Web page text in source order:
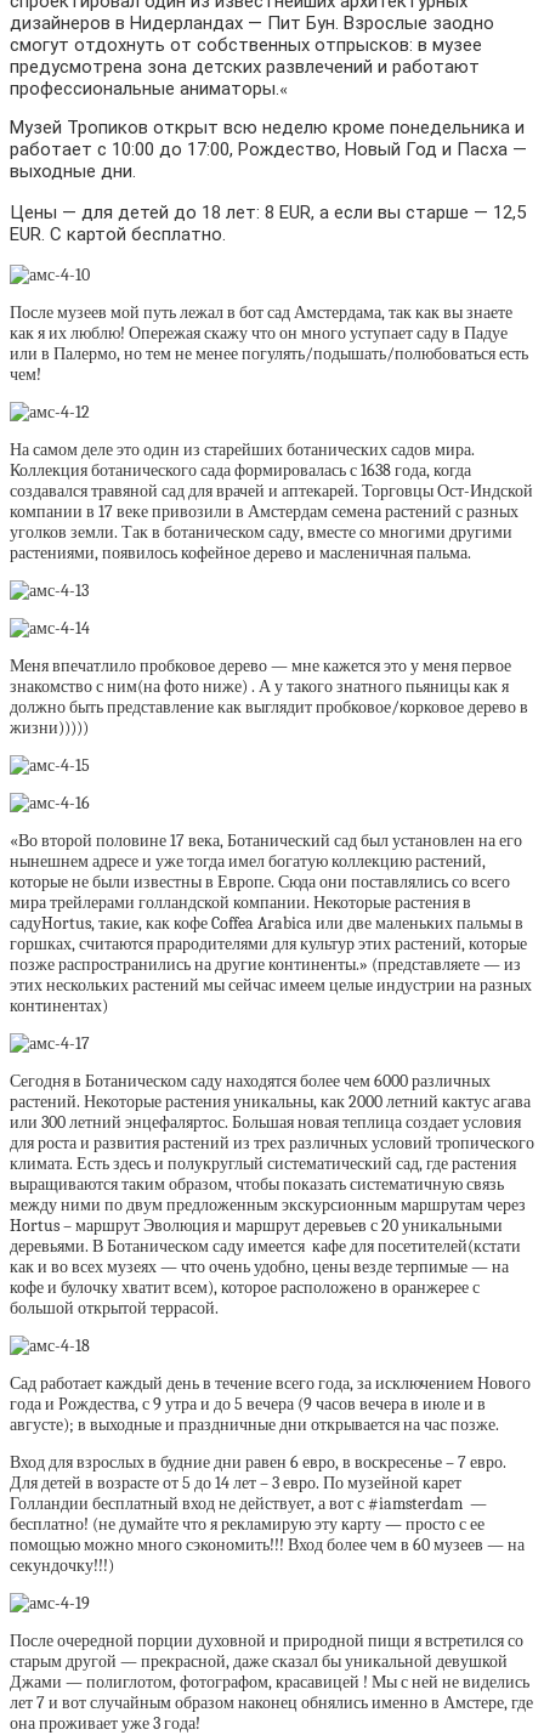
дизайнеров в Нидерландах — Пит Бун. Взрослые заодно
смогут отдохнуть от собственных отпрысков: в музее
предусмотрена зона детских развлечений и работают
профессиональные аниматоры.«
Музей Тропиков открыт всю неделю кроме понедельника и
работает с 10:00 до 17:00, Рождество, Новый Год и Пасха —
выходные дни.
Цены — для детей до 18 лет: 8 EUR, а если вы старше — 12,5
EUR. С картой бесплатно.
После музеев мой путь лежал в бот сад Амстердама, так как вы знаете
как я их люблю! Опережая скажу что он много уступает саду в Падуе
или в Палермо, но тем не менее погулять/подышать/полюбоваться есть
чем!
На самом деле это один из старейших ботанических садов мира.
Коллекция ботанического сада формировалась с 1638 года, когда
создавался травяной сад для врачей и аптекарей. Торговцы Ост-Индской
компании в 17 веке привозили в Амстердам семена растений с разных
уголков земли. Так в ботаническом саду, вместе со многими другими
растениями, появилось кофейное дерево и масленичная пальма.
Меня впечатлило пробковое дерево — мне кажется это у меня первое
знакомство с ним(на фото ниже) . А у такого знатного пьяницы как я
должно быть представление как выглядит пробковое/корковое дерево в
жизни)))))
«Во второй половине 17 века, Ботанический сад был установлен на его
нынешнем адресе и уже тогда имел богатую коллекцию растений,
которые не были известны в Европе. Сюда они поставлялись со всего
мира трейлерами голландской компании. Некоторые растения в
садуHortus, такие, как кофе Coffea Arabica или две маленьких пальмы в
горшках, считаются прародителями для культур этих растений, которые
позже распространились на другие континенты.» (представляете — из
этих нескольких растений мы сейчас имеем целые индустрии на разных
континентах)
Сегодня в Ботаническом саду находятся более чем 6000 различных
растений. Некоторые растения уникальны, как 2000 летний кактус агава
или 300 летний энцефаляртос. Большая новая теплица создает условия
для роста и развития растений из трех различных условий тропического
климата. Есть здесь и полукруглый систематический сад, где растения
выращиваются таким образом, чтобы показать систематичную связь
между ними по двум предложенным экскурсионным маршрутам через
Hortus – маршрут Эволюция и маршрут деревьев с 20 уникальными
деревьями. В Ботаническом саду имеется кафе для посетителей(кстати
как и во всех музеях — что очень удобно, цены везде терпимые — на
кофе и булочку хватит всем), которое расположено в оранжерее с
большой открытой террасой.
Сад работает каждый день в течение всего года, за исключением Нового
года и Рождества, с 9 утра и до 5 вечера (9 часов вечера в июле и в
августе); в выходные и праздничные дни открывается на час позже.
Вход для взрослых в будние дни равен 6 евро, в воскресенье – 7 евро.
Для детей в возрасте от 5 до 14 лет – 3 евро. По музейной карет
Голландии бесплатный вход не действует, а вот с #iamsterdam —
бесплатно! (не думайте что я рекламирую эту карту — просто с ее
помощью можно много сэкономить!!! Вход более чем в 60 музеев — на
секундочку!!!)
После очередной порции духовной и природной пищи я встретился со
старым другой — прекрасной, даже сказал бы уникальной девушкой
Джами — полиглотом, фотографом, красавицей ! Мы с ней не виделись
лет 7 и вот случайным образом наконец обнялись именно в Амстере, где
она проживает уже 3 года!